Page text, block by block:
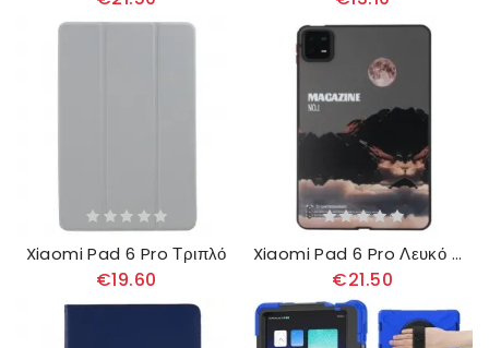
Xiaomi Pad 6 Pro Τριπλό
€19.60
Xiaomi Pad 6 Pro Λευκό Χιόνι
€21.50